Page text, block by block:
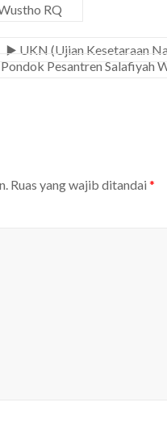
RQ
▶️ UKN (Ujian Kesetaraan
Pondok Pesantren Salafiyah
Ruas yang wajib ditandai *